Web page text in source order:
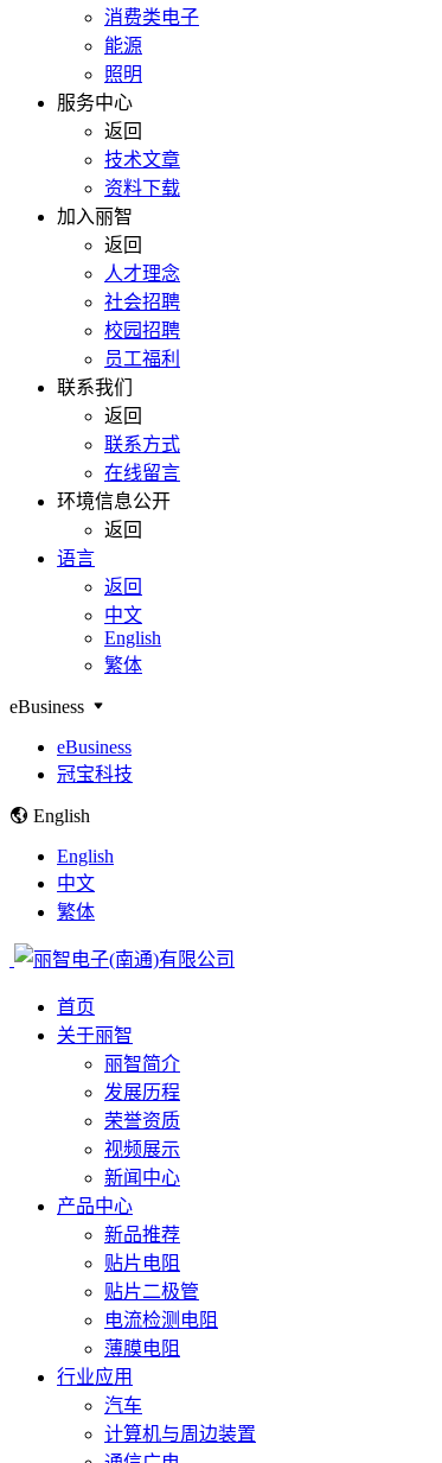
消费类电子
能源
照明
服务中心
返回
技术文章
资料下载
加入丽智
返回
人才理念
社会招聘
校园招聘
员工福利
联系我们
返回
联系方式
在线留言
环境信息公开
返回
语言
返回
中文
English
繁体
eBusiness
eBusiness
冠宝科技
English
English
中文
繁体
首页
关于丽智
丽智简介
发展历程
荣誉资质
视频展示
新闻中心
产品中心
新品推荐
贴片电阻
贴片二极管
电流检测电阻
薄膜电阻
行业应用
汽车
计算机与周边装置